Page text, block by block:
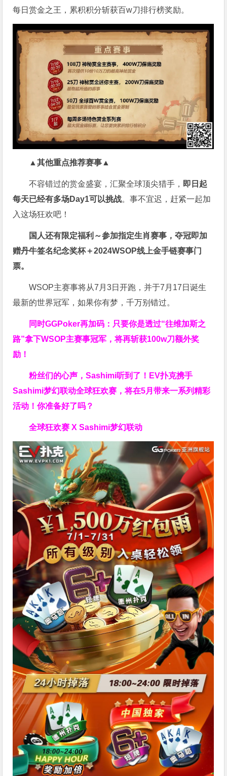
每日赏金之王，累积积分斩获百w刀排行榜奖励。
▲其他重点推荐赛事▲
不容错过的赏金盛宴，汇聚全球顶尖猎手， 即日起
每天已经有多场Day1可以挑战。事不宜迟，赶紧一起加
入这场狂欢吧！
国人还有限定福利～参加指定生肖赛事，夺冠即加
赠丹牛签名纪念奖杯＋2024WSOP线上金手链赛事门
票。
WSOP主赛事将从7月3日开跑，并于7月17日诞生
最新的世界冠军，如果你有梦，千万别错过。
同时GGPoker再加码：只要你是透过“往维加斯之
路”拿下WSOP主赛事冠军，将再斩获100w刀额外奖
励！
粉丝们的心声，Sashimi听到了！EV扑克携手
Sashimi梦幻联动全球狂欢赛，将在5月带来一系列精彩
活动！你准备好了吗？
全球狂欢赛 X Sashimi梦幻联动